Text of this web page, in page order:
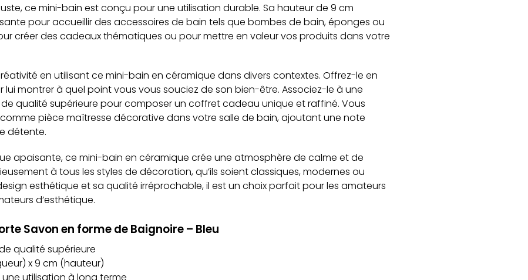
ce mini-bain est conçu pour une utilisation durable. Sa hauteur de 9 cm
pour accueillir des accessoires de bain tels que bombes de bain, éponges ou
créer des cadeaux thématiques ou pour mettre en valeur vos produits dans votre
en utilisant ce mini-bain en céramique dans divers contextes. Offrez-le en
montrer à quel point vous vous souciez de son bien-être. Associez-le à une
qualité supérieure pour composer un coffret cadeau unique et raffiné. Vous
pièce maîtresse décorative dans votre salle de bain, ajoutant une note
détente.
apaisante, ce mini-bain en céramique crée une atmosphère de calme et de
à tous les styles de décoration, qu’ils soient classiques, modernes ou
esthétique et sa qualité irréprochable, il est un choix parfait pour les amateurs
d’esthétique.
Savon en forme de Baignoire – Bleu
qualité supérieure
x 9 cm (hauteur)
utilisation à long terme